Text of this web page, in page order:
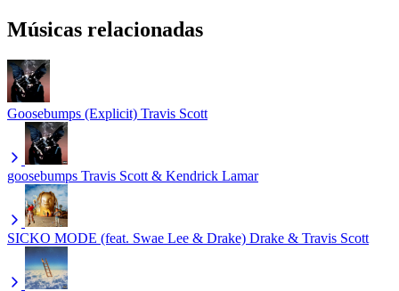
Músicas relacionadas
Goosebumps (Explicit) Travis Scott
goosebumps Travis Scott & Kendrick Lamar
SICKO MODE (feat. Swae Lee & Drake) Drake & Travis Scott